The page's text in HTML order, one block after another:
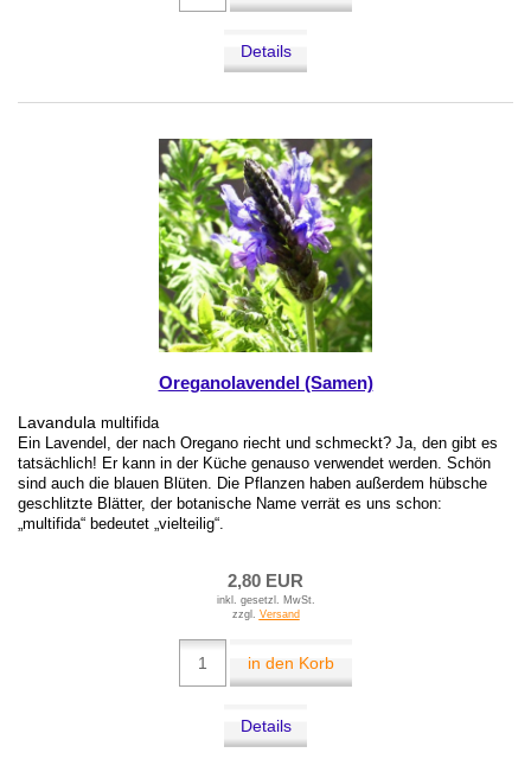
Details
Oreganolavendel (Samen)
Lavandula multifida
Ein Lavendel, der nach Oregano riecht und schmeckt? Ja, den gibt es
tatsächlich! Er kann in der Küche genauso verwendet werden. Schön
sind auch die blauen Blüten. Die Pflanzen haben außerdem hübsche
geschlitzte Blätter, der botanische Name verrät es uns schon:
„multifida“ bedeutet „vielteilig“.
2,80 EUR
inkl. gesetzl. MwSt.
zzgl. Versand
in den Korb
Details